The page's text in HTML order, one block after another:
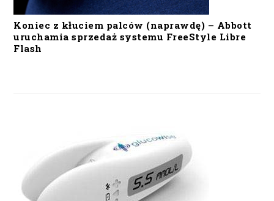
Koniec z kłuciem palców (naprawdę) – Abbott
uruchamia sprzedaż systemu FreeStyle Libre
Flash